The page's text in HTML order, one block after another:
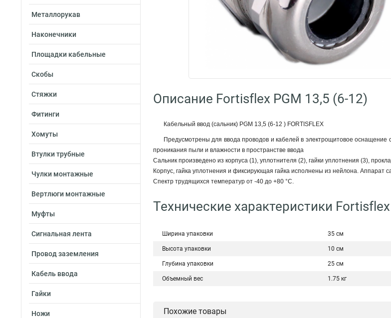
Металлорукав
Наконечники
Площадки кабельные
Скобы
Стяжки
Фитинги
Хомуты
Втулки трубные
Чулки монтажные
Вертлюги монтажные
Муфты
Сигнальная лента
Провод заземления
Кабель ввода
Гайки
Ножи
Описание Fortisflex PGM 13,5 (6-12)
Кабельный ввод (сальник) PGM 13,5 (6-12 ) FORTISFLEX
Предусмотрены для ввода проводов и кабелей в электрощитовое
проникания пыли и влажности в пространстве ввода
Сальник произведено из корпуса (1), уплотнителя (2), гайки уплотнения (3),
Корпус, гайка уплотнения и фиксирующая гайка исполнены из нейлона. Аппарат
Спектр трудящихся температур от -40 до +80 °С.
Технические характеристики
Ширина упаковки 35 см
Высота упаковки 10 см
Глубина упаковки 25 см
Объемный вес 1.75 кг
Похожие товары